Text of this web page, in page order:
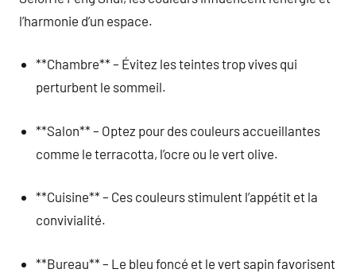
l’harmonie d’un espace.
**Chambre** – Évitez les teintes trop vives qui
perturbent le sommeil.
**Salon** – Optez pour des couleurs accueillantes
comme le terracotta, l’ocre ou le vert olive.
**Cuisine** – Ces couleurs stimulent l’appétit et la
convivialité.
**Bureau** – Le bleu foncé et le vert sapin favorisent